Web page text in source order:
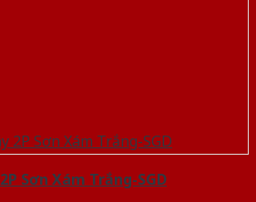
Sơn Xám Trắng-SGD